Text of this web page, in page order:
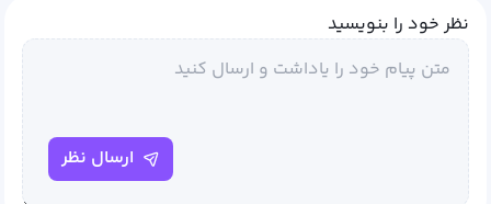
نظر خود را بنویسید
ارسال نظر